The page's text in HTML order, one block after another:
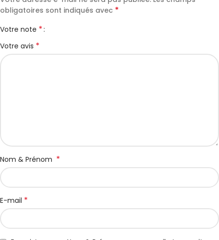
obligatoires sont indiqués avec *
Votre note *
Votre avis *
Nom & Prénom *
E-mail *